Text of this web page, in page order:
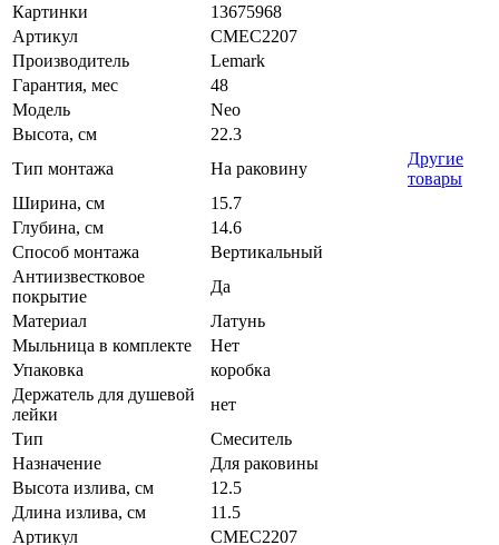
Картинки
13675968
Артикул
СМЕС2207
Производитель
Lemark
Гарантия, мес
48
Модель
Neo
Высота, см
22.3
Тип монтажа
На раковину
Другие
товары
Ширина, см
15.7
Глубина, см
14.6
Способ монтажа
Вертикальный
Антиизвестковое
покрытие
Да
Материал
Латунь
Мыльница в комплекте
Нет
Упаковка
коробка
Держатель для душевой
лейки
нет
Тип
Смеситель
Назначение
Для раковины
Высота излива, см
12.5
Длина излива, см
11.5
Артикул
СМЕС2207